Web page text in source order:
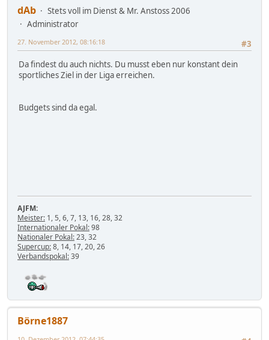
dAb
Stets voll im Dienst & Mr. Anstoss 2006
Administrator
#3
27. November 2012, 08:16:18
Da findest du auch nichts. Du musst eben nur konstant dein
sportliches Ziel in der Liga erreichen.
Budgets sind da egal.
AJFM:
Meister: 1, 5, 6, 7, 13, 16, 28, 32
Internationaler Pokal:98
Nationaler Pokal:23, 32
Supercup:8, 14, 17, 20, 26
Verbandspokal:39
Börne1887